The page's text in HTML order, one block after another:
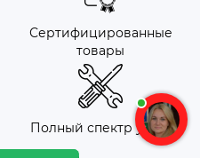
Сертифицированные
товары
Полный спектр услуг